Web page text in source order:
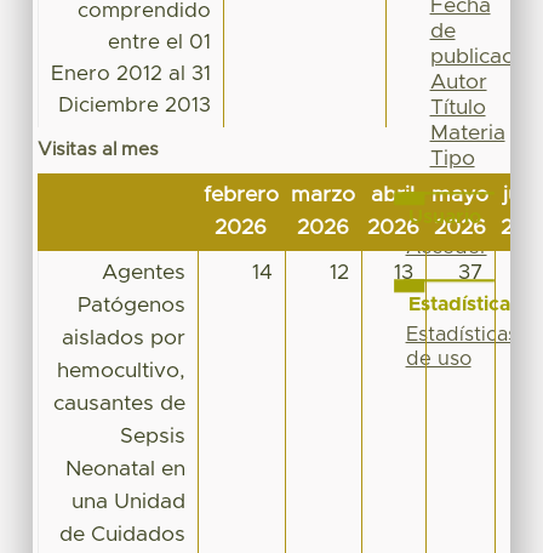
comprendido
entre el 01
Enero 2012 al 31
Diciembre 2013
Visitas al mes
febrero
2026
marzo
2026
abril
2026
mayo
2026
Agentes
Patógenos
aislados por
hemocultivo,
causantes de
Sepsis
Neonatal en
una Unidad
de Cuidados
14 12 13 37
Fecha
de
publicación
Autor
Título
Materia
Tipo
Usuario
Acceder
Estadísticas
Estadísticas
de uso